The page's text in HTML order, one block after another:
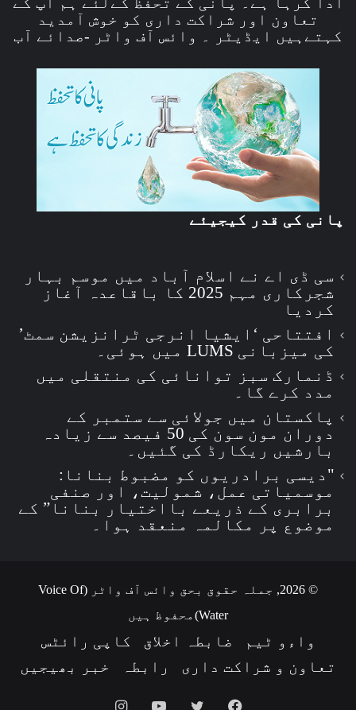
تعاون اور شراکت داری کو خوش آمدید
کہتےہیں ایڈیٹر ۔ وائس آف واٹر -صدائے آب
پانی کی قدر کیجیئے
سی ڈی اے نے اسلام آباد میں موسم بہار
شجرکاری مہم 2025 کا باقاعدہ آغاز
کردیا
افتتاحی ‘ایشیا انرجی ٹرانزیشن سمٹ’
کی میزبانی LUMS میں ہوئی۔
ڈنمارک سبز توانائی کی منتقلی میں
مدد کرے گا۔
پاکستان میں جولائی سے ستمبر کے
دوران مون سون کی 50 فیصد سے زیادہ
بارشیں ریکارڈ کی گئیں۔
"دیسی برادریوں کو مضبوط بنانا:
موسمیاتی عمل، شمولیت، اور صنفی
برابری کے ذریعے بااختیار بنانا” کے
موضوع پر مکالمہ منعقد ہوا۔
© 2026, جملہ حقوق بحق وائس آف واٹر (Voice Of
Water)محفوظ ہیں
واءو ٹیم ضابطہ اخلاق
کاپی رائٹس
تعاون و شراکت داری
رابطہ خبر بھیجیں
Facebook
Twitter
YouTube